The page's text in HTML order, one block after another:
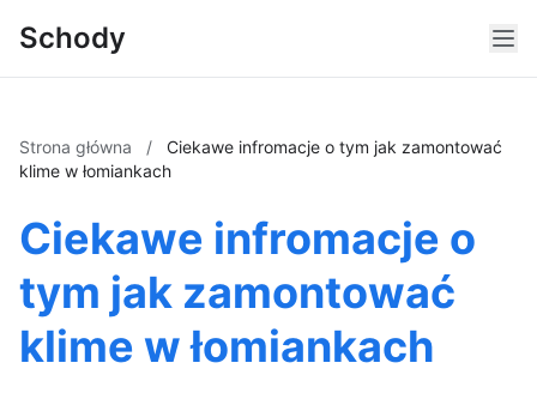
Schody
Strona główna /
Ciekawe infromacje o tym jak zamontować
klime w łomiankach
Ciekawe infromacje o
tym jak zamontować
klime w łomiankach